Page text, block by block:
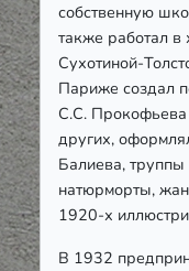
собственную
также работал
Сухотиной-
Париже создал
С.С.
других,
Балиева,
натюрморты,
1920-х
В 1932